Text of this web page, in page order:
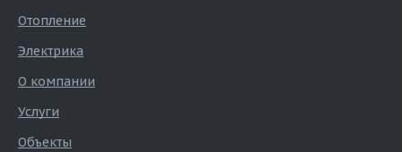
Отопление
Электрика
О компании
Услуги
Объекты